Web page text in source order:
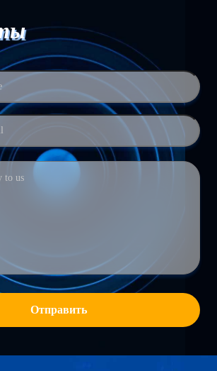
Отправить